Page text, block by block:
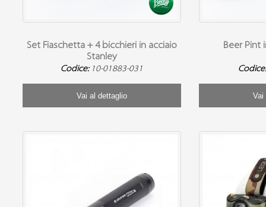
Set Fiaschetta + 4 bicchieri in acciaio
Stanley
Codice: 10-01883-031
Vai al dettaglio
Beer Pint
Vai